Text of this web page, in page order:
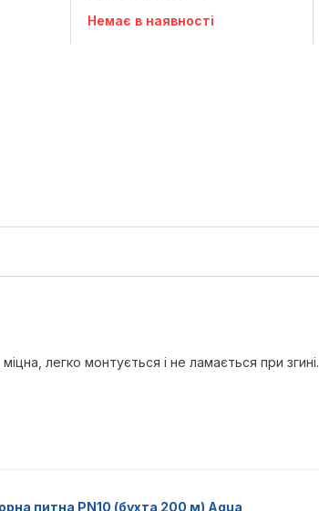
Немає в наявності
легко монтується і не ламається при згині.
питна PN10 (бухта 200 м) Aqua